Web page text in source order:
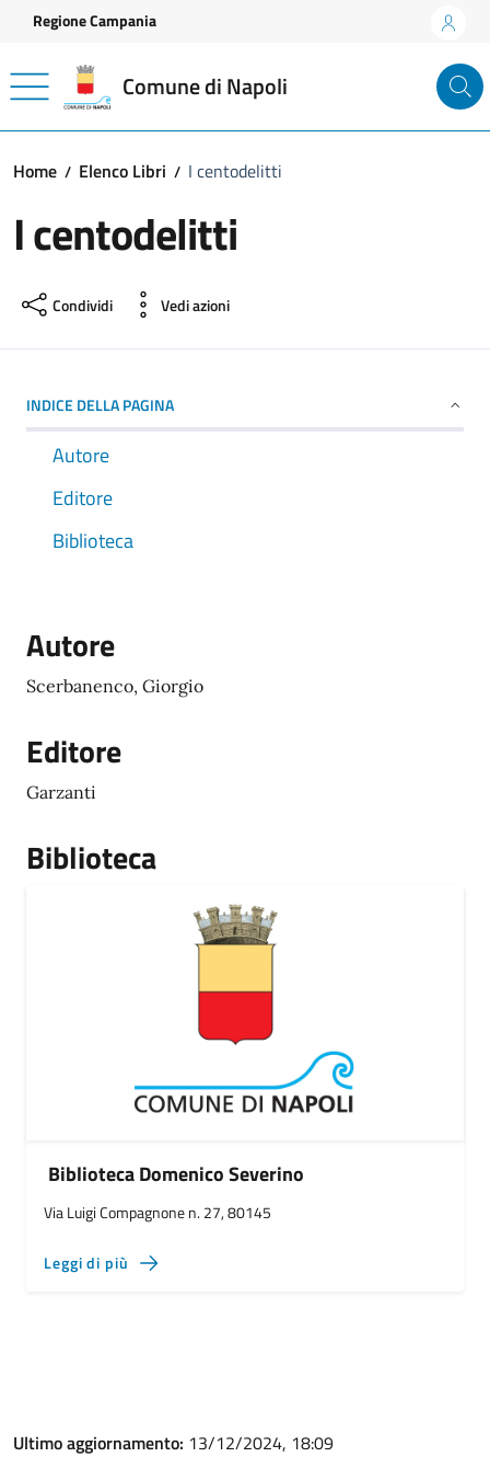
Vai ai contenuti
Vai al footer
Regione Campania
Comune di Napoli
Home Elenco Libri I centodelitti
I centodelitti
Condividi Vedi azioni
INDICE DELLA PAGINA
Autore
Editore
Biblioteca
Autore
Scerbanenco, Giorgio
Editore
Garzanti
Biblioteca
Biblioteca Domenico Severino
Via Luigi Compagnone n. 27, 80145
Leggi di più
Ultimo aggiornamento: 13/12/2024, 18:09